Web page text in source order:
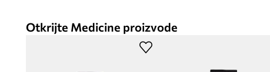
Otkrijte Medicine proizvode